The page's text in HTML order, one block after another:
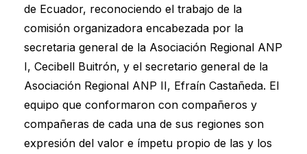
de Ecuador, reconociendo el trabajo de la
comisión organizadora encabezada por la
secretaria general de la Asociación Regional ANP
I, Cecibell Buitrón, y el secretario general de la
Asociación Regional ANP II, Efraín Castañeda. El
equipo que conformaron con compañeros y
compañeras de cada una de sus regiones son
expresión del valor e ímpetu propio de las y los